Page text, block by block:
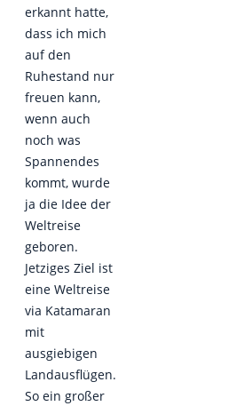
erkannt hatte,
dass ich mich
auf den
Ruhestand nur
freuen kann,
wenn auch
noch was
Spannendes
kommt, wurde
ja die Idee der
Weltreise
geboren.
Jetziges Ziel ist
eine Weltreise
via Katamaran
mit
ausgiebigen
Landausflügen.
So ein großer